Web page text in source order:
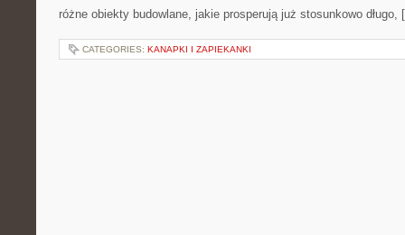
różne obiekty budowlane, jakie prosperują już stosunkowo
CATEGORIES: KANAPKI I ZAPIEKANKI